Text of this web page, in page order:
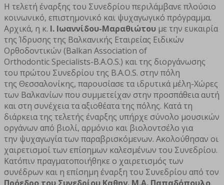
Η τελετή έναρξης του Συνεδρίου περιλάμβανε πλούσιο
κοινωνικό, επιστημονικό και ψυχαγωγικό πρόγραμμα.
Αρχικά, η κ. Ι. Ιωαννίδου-Μαραθιώτου με την ευκαιρία
της Ίδρυσης της Βαλκανικής Εταιρείας Ειδικών
Ορθοδοντικών (Balkan Association of
Orthodontic Specialists-B.Α.Ο.S.) και της διοργάνωσης
του πρώτου Συνεδρίου της B.A.O.S. στην πόλη
της Θεσσαλονίκης, παρουσίασε τα ιδρυτικά μέλη-Χώρες
των Βαλκανίων που συμμετείχαν στην προσπάθεια αυτή
και στη συνέχεια τα αξιοθέατα της πόλης. Κατά τη
διάρκεια της τελετής έναρξης υπήρχε σύνολο μουσικών
οργάνων από βιολί, αρμόνιο και βιολοντσέλο για
την ψυχαγωγία των παραβρισκόμενων. Ακολούθησαν οι
χαιρετισμοί των επίσημων καλεσμένων του Συνεδρίου.
Κατόπιν πραγματοποιήθηκε ο χαιρετισμός των
συνέδρων και η επίσημη έναρξη του Συνεδρίου από τον